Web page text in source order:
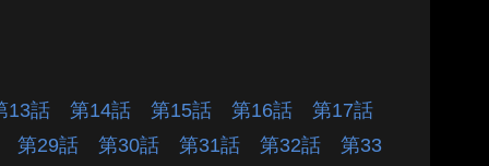
13話 第14話 第15話 第16話 第17話
第29話 第30話 第31話 第32話 第33